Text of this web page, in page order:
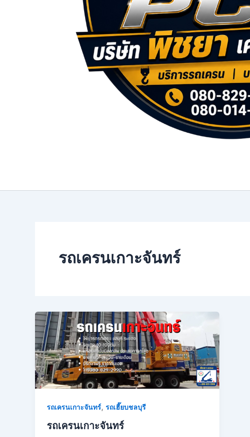
รถเครนเกาะจันทร์
รถเครนเกาะจันทร์, รถเฮี๊ยบชลบุรี
รถเครนเกาะจันทร์